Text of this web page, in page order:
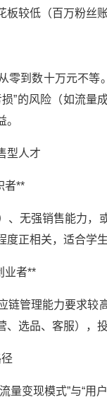
较低（百万粉丝
零到数十万元不等
”的风险（如流
型人才
者**
无强销售能力，
正相关，适合学
业者**
链管理能力要求
选品、客服），
量变现模式”与“用